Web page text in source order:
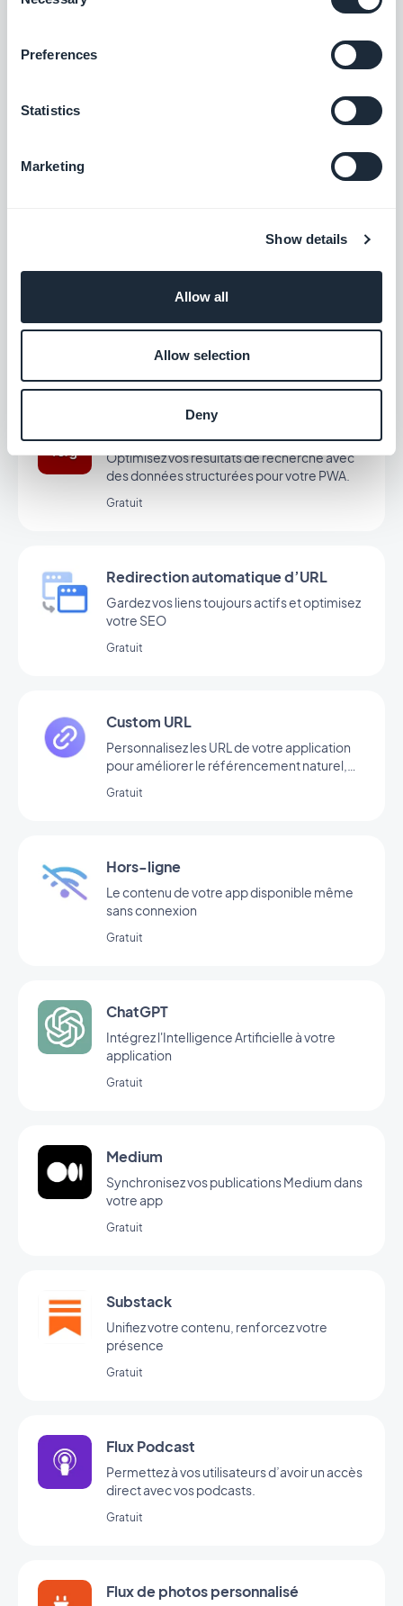
Preferences
Statistics
Marketing
Show details
Allow all
Allow selection
Deny
Boostez la visibilité de votre PWA sur les
Google.
Optimisez vos résultats de recherche avec
des données structurées pour votre PWA.
Gratuit
Redirection automatique d’URL
Gardez vos liens toujours actifs et optimisez
votre SEO
Gratuit
Custom URL
Personnalisez les URL de votre application
pour améliorer le référencement naturel,
partage.
Gratuit
Hors-ligne
Le contenu de votre app disponible même
sans connexion
Gratuit
ChatGPT
Intégrez l'Intelligence Artificielle à votre
application
Gratuit
Medium
Synchronisez vos publications Medium dans
votre app
Gratuit
Substack
Unifiez votre contenu, renforcez votre
présence
Gratuit
Flux Podcast
Permettez à vos utilisateurs d’avoir un accès
direct avec vos podcasts.
Gratuit
Flux de photos personnalisé